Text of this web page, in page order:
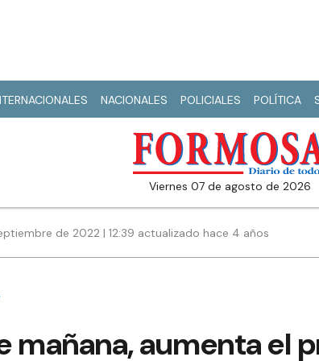
NACIONALES POLICIALES POLÍTICA
viernes 07 de agosto de 2026
de 2022 | 12:39 actualizado hace 4 años
mañana, aumenta el